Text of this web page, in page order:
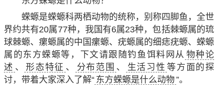
蝾螈是蝾螈科两栖动物的统称，别称四脚鱼，全世
界约共有20属77种，我国有6属23种，包括棘螈属的琉
球棘螈、瘰螈属的中国瘰螈、疣螈属的细痣疣螈、蝾螈
属的东方蝾螈等，下文请跟随钓鱼饵料网从 物种论
述 、 形态特征 、 分布范围 、 生活习性 等方面的探
讨，带着大家深入了解“ 东方蝾螈是什么动物 ”。